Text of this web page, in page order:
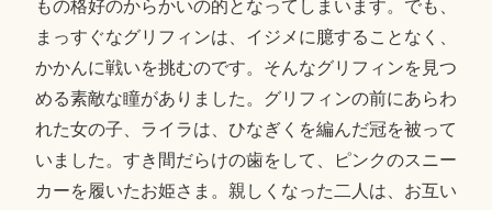
もの格好のからかいの的となってしまいます。でも、
まっすぐなグリフィンは、イジメに臆することなく、
かかんに戦いを挑むのです。そんなグリフィンを見つ
める素敵な瞳がありました。グリフィンの前にあらわ
れた女の子、ライラは、ひなぎくを編んだ冠を被って
いました。すき間だらけの歯をして、ピンクのスニー
カーを履いたお姫さま。親しくなった二人は、お互い